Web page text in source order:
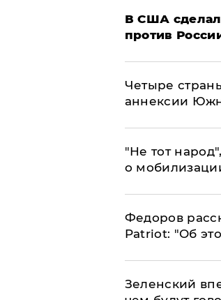
В США
против
Четыре
аннексии
​"Не тот
о
Федоров
Patriot: "Об
Зеленский